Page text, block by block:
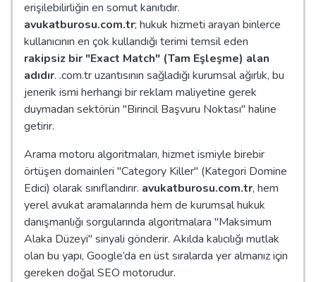
erişilebilirliğin en somut kanıtıdır.
avukatburosu.com.tr; hukuk hizmeti arayan binlerce
kullanıcının en çok kullandığı terimi temsil eden
rakipsiz bir "Exact Match" (Tam Eşleşme) alan
adıdır. .com.tr uzantısının sağladığı kurumsal ağırlık, bu
jenerik ismi herhangi bir reklam maliyetine gerek
duymadan sektörün "Birincil Başvuru Noktası" haline
getirir.
Arama motoru algoritmaları, hizmet ismiyle birebir
örtüşen domainleri "Category Killer" (Kategori Domine
Edici) olarak sınıflandırır. avukatburosu.com.tr, hem
yerel avukat aramalarında hem de kurumsal hukuk
danışmanlığı sorgularında algoritmalara "Maksimum
Alaka Düzeyi" sinyali gönderir. Akılda kalıcılığı mutlak
olan bu yapı, Google’da en üst sıralarda yer almanız için
gereken doğal SEO motorudur.